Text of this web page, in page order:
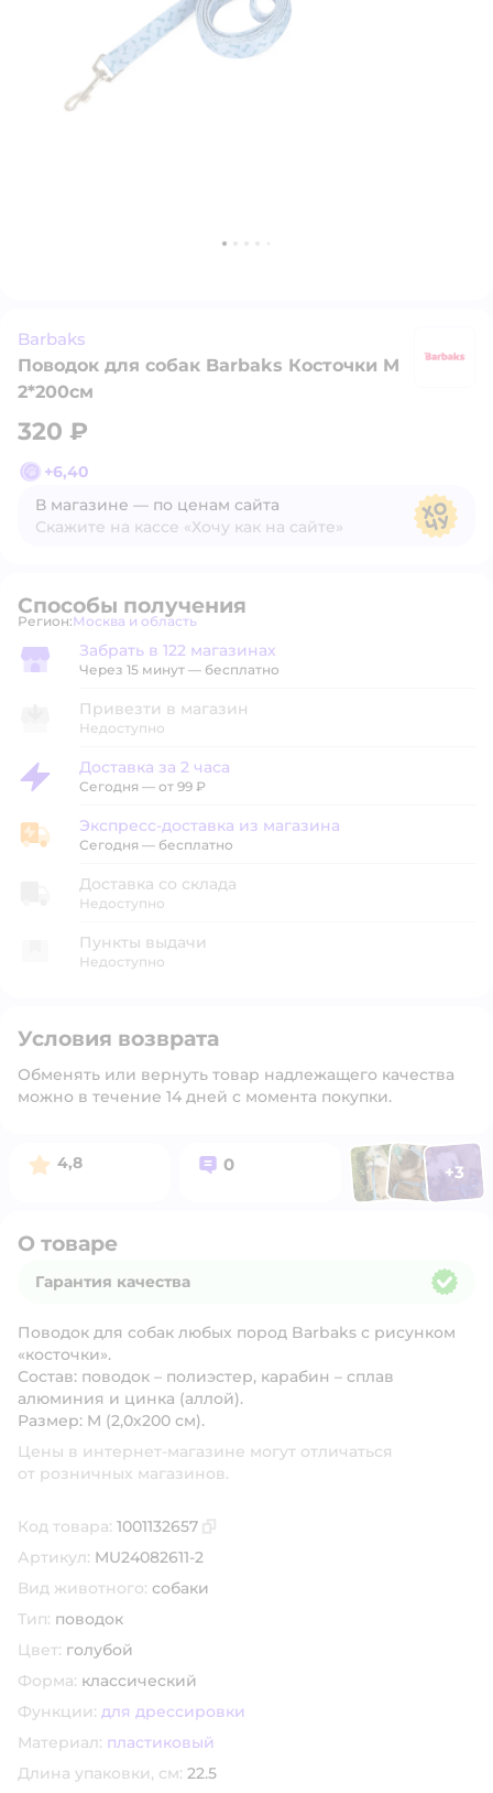
Barbaks
Поводок для собак Barbaks Косточки M
2*200см
320 ₽
+6,40
В магазине — по ценам сайта
Скажите на кассе «Хочу как на сайте»
Способы получения
Регион: Выбор адреса доставки.
Москва и область
Забрать в магазине
Забрать в 122 магазинах
Через 15 минут — бесплатно
Привезти в магазин
Недоступно
Доставка за 2 часа
Доставка за 2 часа
Сегодня — от 99 ₽
Экспресс-доставка из магазина
Экспресс-доставка из магазина
Сегодня — бесплатно
Доставка со склада
Недоступно
Пункты выдачи
Недоступно
Условия возврата
Обменять или вернуть товар надлежащего качества
можно в течение 14 дней с момента покупки.
Рейтинг:
4,8 Вопросов:
0 ФотоФотоФото
+3
Открыть
О товаре
Гарантия качества
Поводок для собак любых пород Barbaks с рисунком
«косточки».
Состав: поводок – полиэстер, карабин – сплав
алюминия и цинка (аллой).
Размер: M (2,0х200 см).
Цены в интернет-магазине могут отличаться
от розничных магазинов.
Код товара: 1001132657
Артикул: MU24082611-2
Вид животного: собаки
Тип: поводок
Цвет: голубой
Форма: классический
Функции: для дрессировки
Материал: пластиковый
Длина упаковки, см: 22.5